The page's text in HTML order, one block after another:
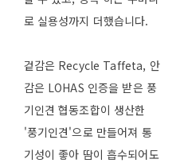
로 실용성까지 더했습니다.
겉감은 Recycle Taffeta, 안
감은 LOHAS 인증을 받은 풍
기인견 협동조합이 생산한
'풍기인견'으로 만들어져 통
기성이 좋아 땀이 흡수되어도